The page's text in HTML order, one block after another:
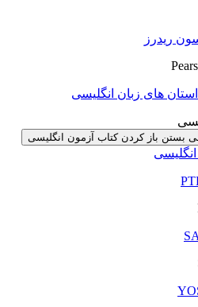
ریدرز
های زبان انگلیسی
بستن باز کردن کتاب آزمون انگلیسی